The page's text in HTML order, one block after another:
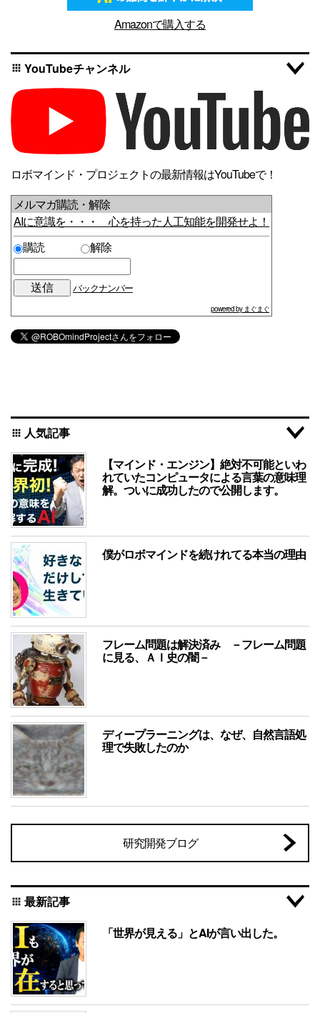
Amazonで購入する
apps YouTubeチャンネル
ロボマインド・プロジェクトの最新情報はYouTubeで！
メルマガ購読・解除
AIに意識を・・・ 心を持った人工知能を開発せよ！
購読
解除
バックナンバー
powered by まぐまぐ
apps 人気記事
【マインド・エンジン】絶対不可能といわ
れていたコンピュータによる言葉の意味理
解。ついに成功したので公開します。
僕がロボマインドを続けれてる本当の理由
フレーム問題は解決済み －フレーム問題
に見る、ＡＩ史の闇－
ディープラーニングは、なぜ、自然言語処
理で失敗したのか
研究開発ブログ
apps 最新記事
「世界が見える」とAIが言い出した。